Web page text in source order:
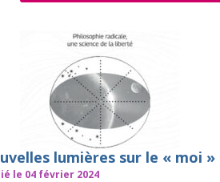
lumières sur le « moi »
le 04 février 2024